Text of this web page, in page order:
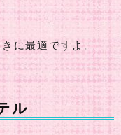
に最適ですよ。
ル